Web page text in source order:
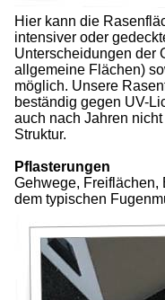
Hier kann die
intensiver oder
Unterscheidungen der
allgemeine Flächen)
möglich. Unsere
beständig gegen UV-
auch nach Jahren
Struktur.
Pflasterungen
Gehwege, Freiflächen,
dem typischen